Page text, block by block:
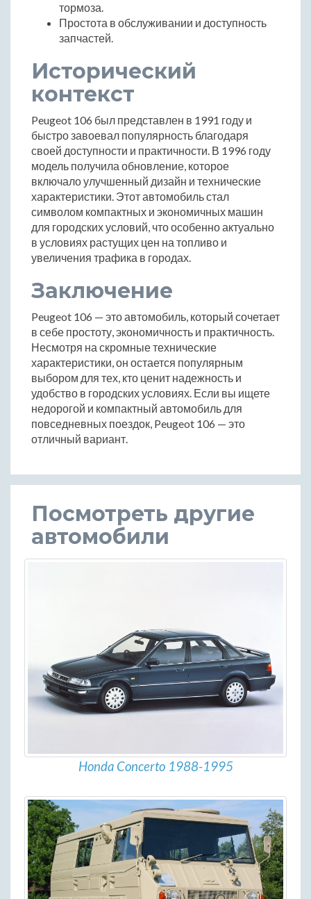
тормоза.
Простота в обслуживании и доступность
запчастей.
Исторический
контекст
Peugeot 106 был представлен в 1991 году и
быстро завоевал популярность благодаря
своей доступности и практичности. В 1996 году
модель получила обновление, которое
включало улучшенный дизайн и технические
характеристики. Этот автомобиль стал
символом компактных и экономичных машин
для городских условий, что особенно актуально
в условиях растущих цен на топливо и
увеличения трафика в городах.
Заключение
Peugeot 106 — это автомобиль, который сочетает
в себе простоту, экономичность и практичность.
Несмотря на скромные технические
характеристики, он остается популярным
выбором для тех, кто ценит надежность и
удобство в городских условиях. Если вы ищете
недорогой и компактный автомобиль для
повседневных поездок, Peugeot 106 — это
отличный вариант.
Посмотреть другие
автомобили
Honda Concerto 1988-1995